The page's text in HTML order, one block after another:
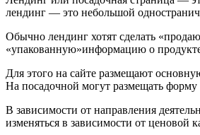
лендинг — это небольшой
Обычно лендинг хотят сделать
«упакованную»информацию о
Для этого на сайте размещают
На посадочной могут размещать форму
В зависимости от направления
изменяться в зависимости от ценовой